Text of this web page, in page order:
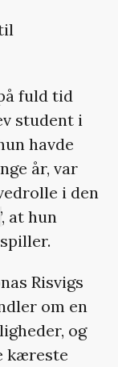
fuld tid
student i
havde
år, var
i den
, at hun
Risvigs
om en
og
kæreste